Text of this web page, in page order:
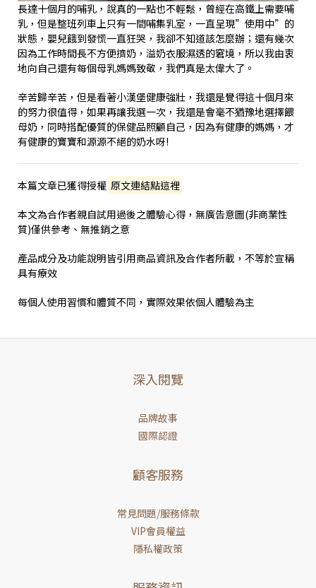
長達十個月的哺乳，說真的一點也不輕鬆，曾經在高鐵上需要哺
乳，但是整班列車上只有一間哺集乳室，一直呈現”使用中”的
狀態，嬰兒餓到發慌一直狂哭，我卻不知道該怎麼辦；還有幾次
因為工作時間長不方便擠奶，溢奶衣服濕透的窘境，所以我由衷
地向自己還有每個母乳媽媽致敬，我們真是太偉大了。
辛苦歸辛苦，但是看著小漢堡健康強壯，我還是覺得這十個月來
的努力很值得，如果再讓我選一次，我還是會毫不猶豫地選擇餵
母奶，同時搭配優質的保健品照顧自己，因為有健康的媽媽，才
有健康的寶寶和源源不絕的奶水呀!
本篇文章已獲得授權 原文連結點這裡
本文為合作者親自試用過後之體驗心得，無廣告意圖(非商業性
質)僅供參考、無推銷之意
產品成分及功能說明皆引用商品資訊及合作者所載，不等於宣稱
具有療效
每個人使用習慣和體質不同，實際效果依個人體驗為主
深入閱覽
品牌故事
國際認證
顧客服務
常見問題/服務條款
VIP會員權益
隱私權政策